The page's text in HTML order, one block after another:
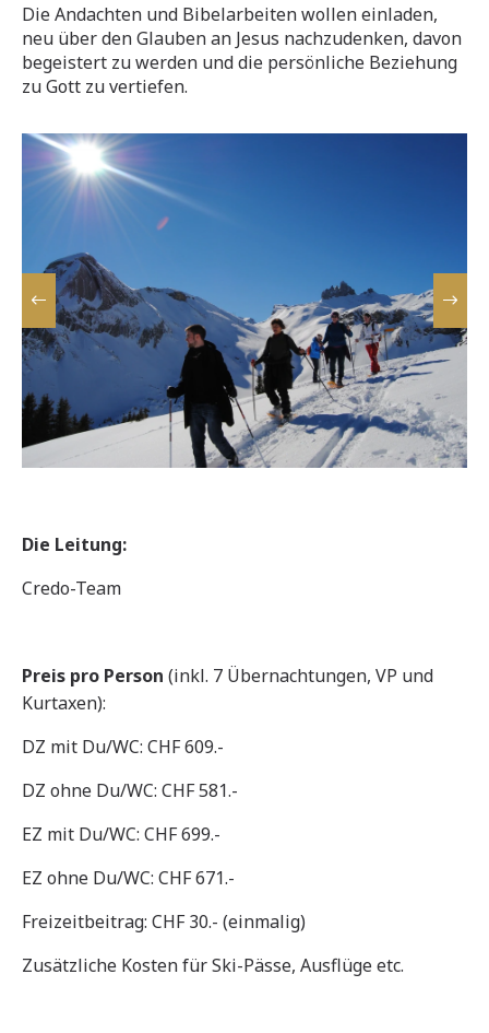
Die Andachten und Bibelarbeiten wollen einladen,
neu über den Glauben an Jesus nachzudenken, davon
begeistert zu werden und die persönliche Beziehung
zu Gott zu vertiefen.
Die Leitung:
Credo-Team
Preis pro Person (inkl. 7 Übernachtungen, VP und
Kurtaxen):
DZ mit Du/WC: CHF 609.-
DZ ohne Du/WC: CHF 581.-
EZ mit Du/WC: CHF 699.-
EZ ohne Du/WC: CHF 671.-
Freizeitbeitrag: CHF 30.- (einmalig)
Zusätzliche Kosten für Ski-Pässe, Ausflüge etc.